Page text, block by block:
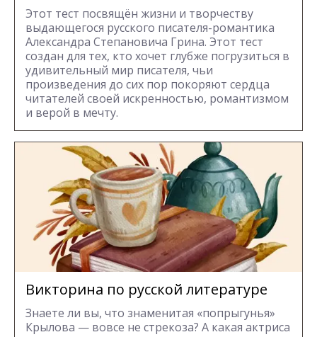
Этот тест посвящён жизни и творчеству
выдающегося русского писателя-романтика
Александра Степановича Грина. Этот тест
создан для тех, кто хочет глубже погрузиться в
удивительный мир писателя, чьи
произведения до сих пор покоряют сердца
читателей своей искренностью, романтизмом
и верой в мечту.
Викторина по русской литературе
Знаете ли вы, что знаменитая «попрыгунья»
Крылова — вовсе не стрекоза? А какая актриса